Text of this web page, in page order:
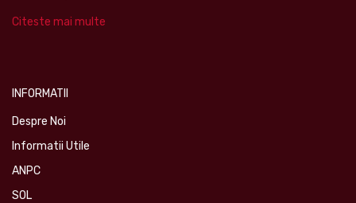
Citeste mai multe
INFORMATII
Despre Noi
Informatii Utile
ANPC
SOL